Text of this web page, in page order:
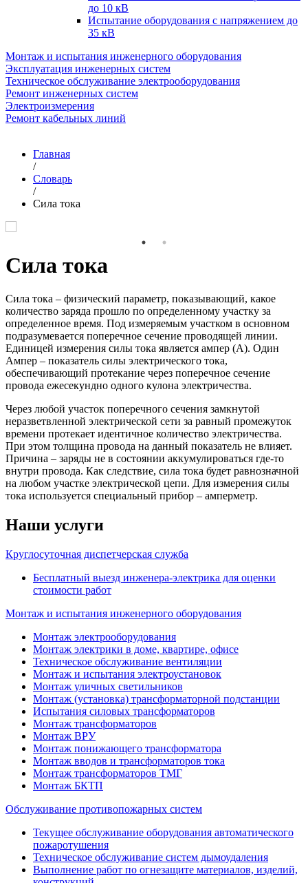
до 10 кВ
Испытание оборудования с напряжением до
35 кВ
Монтаж и испытания инженерного оборудования
Эксплуатация инженерных систем
Техническое обслуживание электрооборудования
Ремонт инженерных систем
Электроизмерения
Ремонт кабельных линий
Главная
/
Словарь
/
Сила тока
Сила тока
Сила тока – физический параметр, показывающий, какое
количество заряда прошло по определенному участку за
определенное время. Под измеряемым участком в основном
подразумевается поперечное сечение проводящей линии.
Единицей измерения силы тока является ампер (А). Один
Ампер – показатель силы электрического тока,
обеспечивающий протекание через поперечное сечение
провода ежесекундно одного кулона электричества.
Через любой участок поперечного сечения замкнутой
неразветвленной электрической сети за равный промежуток
времени протекает идентичное количество электричества.
При этом толщина провода на данный показатель не влияет.
Причина – заряды не в состоянии аккумулироваться где-то
внутри провода. Как следствие, сила тока будет равнозначной
на любом участке электрической цепи. Для измерения силы
тока используется специальный прибор – амперметр.
Наши услуги
Круглосуточная диспетчерская служба
Бесплатный выезд инженера-электрика для оценки
стоимости работ
Монтаж и испытания инженерного оборудования
Монтаж электрооборудования
Монтаж электрики в доме, квартире, офисе
Техническое обслуживание вентиляции
Монтаж и испытания электроустановок
Монтаж уличных светильников
Монтаж (установка) трансформаторной подстанции
Испытания силовых трансформаторов
Монтаж трансформаторов
Монтаж ВРУ
Монтаж понижающего трансформатора
Монтаж вводов и трансформаторов тока
Монтаж трансформаторов ТМГ
Монтаж БКТП
Обслуживание противопожарных систем
Текущее обслуживание оборудования автоматического
пожаротушения
Техническое обслуживание систем дымоудаления
Выполнение работ по огнезащите материалов, изделий,